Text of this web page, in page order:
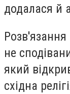
додалася й
не
який
східна